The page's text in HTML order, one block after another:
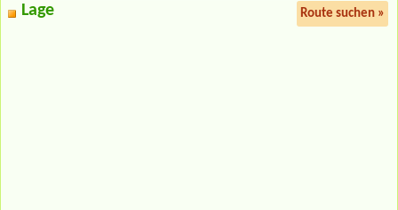
Lage Route suchen »